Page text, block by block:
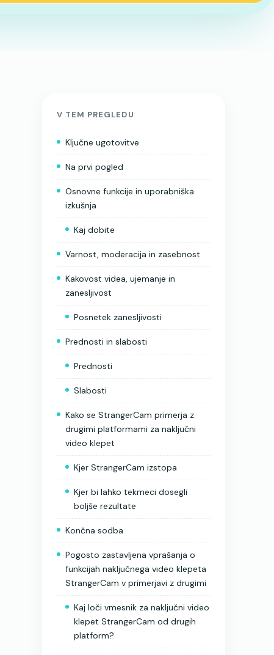
V TEM PREGLEDU
Ključne ugotovitve
Na prvi pogled
Osnovne funkcije in uporabniška
izkušnja
Kaj dobite
Varnost, moderacija in zasebnost
Kakovost videa, ujemanje in
zanesljivost
Posnetek zanesljivosti
Prednosti in slabosti
Prednosti
Slabosti
Kako se StrangerCam primerja z
drugimi platformami za naključni
video klepet
Kjer StrangerCam izstopa
Kjer bi lahko tekmeci dosegli
boljše rezultate
Končna sodba
Pogosto zastavljena vprašanja o
funkcijah naključnega video klepeta
StrangerCam v primerjavi z drugimi
Kaj loči vmesnik za naključni video
klepet StrangerCam od drugih
platform?